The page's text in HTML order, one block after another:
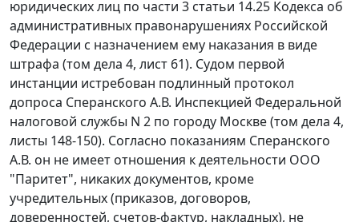
юридических лиц по части 3 статьи 14.25 Кодекса об
административных правонарушениях Российской
Федерации с назначением ему наказания в виде
штрафа (том дела 4, лист 61). Судом первой
инстанции истребован подлинный протокол
допроса Сперанского А.В. Инспекцией Федеральной
налоговой службы N 2 по городу Москве (том дела 4,
листы 148-150). Согласно показаниям Сперанского
А.В. он не имеет отношения к деятельности ООО
"Паритет", никаких документов, кроме
учредительных (приказов, договоров,
доверенностей, счетов-фактур, накладных), не